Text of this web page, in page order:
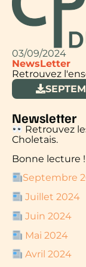
03/09/2024
NewsLetter
Retrouvez
Newsletter
Retrouvez
Choletais.
Bonne lecture !
Septembre
Juillet 2024
Juin 2024
Mai 2024
Avril 2024